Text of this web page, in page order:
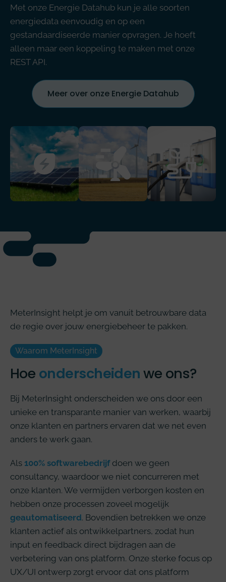
Met onze Energie Datahub kun je alle soorten
energiedata eenvoudig en op een
gestandaardiseerde manier opvragen. Je hoeft
alleen maar een koppeling te maken met onze
REST API.
Meer over onze Energie Datahub
MeterInsight helpt je om vanuit betrouwbare data
de regie over jouw energiebeheer te pakken.
Waarom MeterInsight
Hoe onderscheidenwe ons?
Bij MeterInsight onderscheiden we ons door een
unieke en transparante manier van werken, waarbij
onze klanten en partners ervaren dat we net even
anders te werk gaan.
Als 100% softwarebedrijf doen we geen
consultancy, waardoor we niet concurreren met
onze klanten. We vermijden verborgen kosten en
hebben onze processen zoveel mogelijk
geautomatiseerd. Bovendien betrekken we onze
klanten actief als ontwikkelpartners, zodat hun
input en feedback direct bijdragen aan de
verbetering van ons platform. Onze sterke focus op
UX/UI ontwerp zorgt ervoor dat ons platform